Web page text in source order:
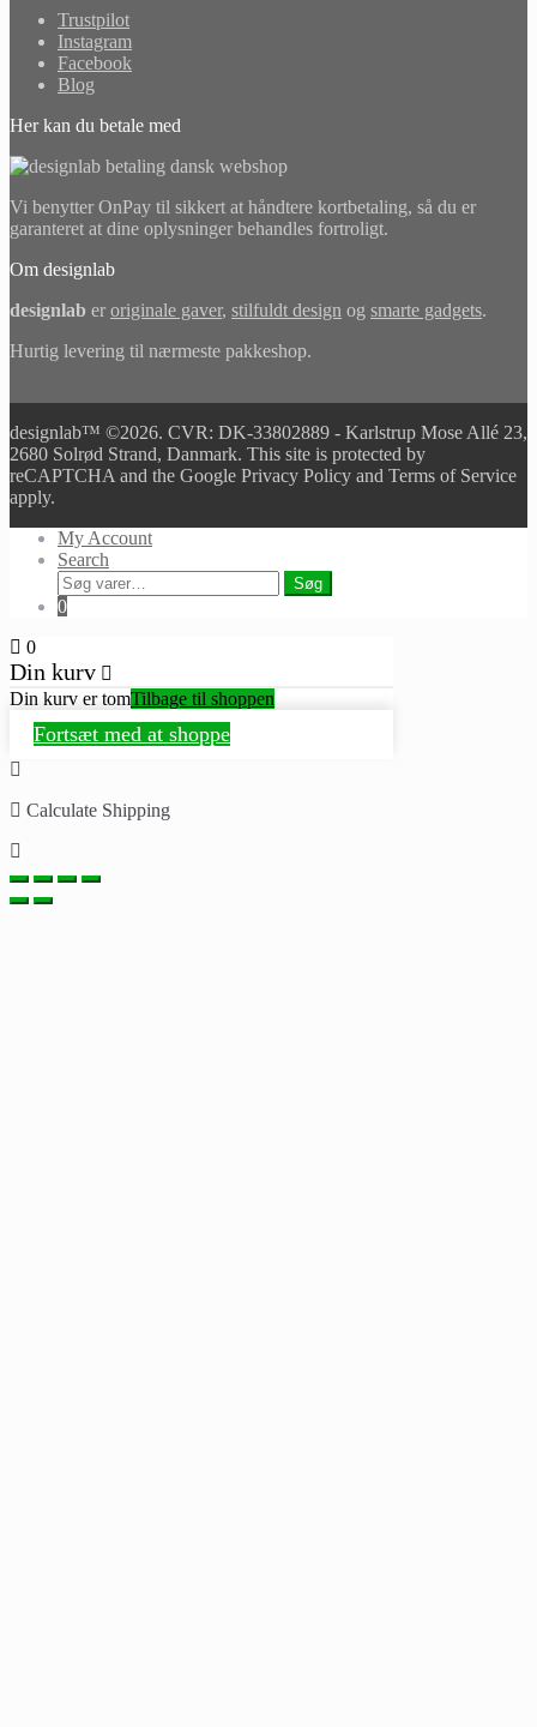
Trustpilot
Instagram
Facebook
Blog
Her kan du betale med
Vi benytter OnPay til sikkert at håndtere kortbetaling, så du er
garanteret at dine oplysninger behandles fortroligt.
Om designlab
designlab er originale gaver, stilfuldt design og smarte gadgets.
Hurtig levering til nærmeste pakkeshop.
designlab™ ©2026. CVR: DK-33802889 - Karlstrup Mose Allé 23,
2680 Solrød Strand, Danmark. This site is protected by
reCAPTCHA and the Google Privacy Policy and Terms of Service
apply.
My Account
Search
Søg
efter:
Søg
0
0
Din kurv
Din kurv er tomTilbage til shoppen
Fortsæt med at shoppe
Calculate Shipping